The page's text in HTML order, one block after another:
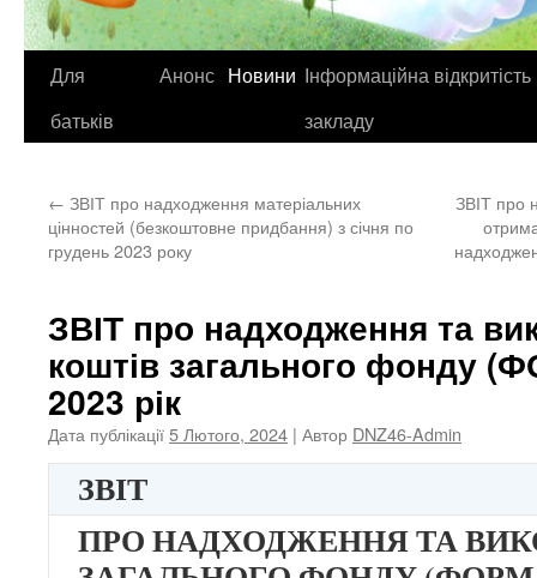
Для
батьків
Анонс Новини Інформаційна відкритість
закладу
← ЗВІТ про надходження матеріальних
цінностей (безкоштовне придбання) з січня по
грудень 2023 року
ЗВІТ про
ЗВІТ про надходження та
коштів загального фонду
2023 рік
Дата публікації5 Лютого, 2024 | Автор DNZ46-Admin
ЗВІТ
ПРО НАДХОДЖЕННЯ ТА